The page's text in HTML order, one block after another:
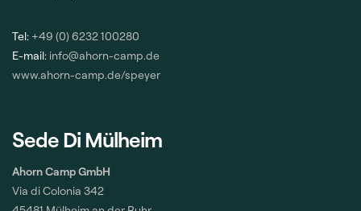
Tel: +49 (0) 6232 100280
E-mail: info@ahorn-camp.de
www.ahorn-camp.de/speyer
Sede Di Mülheim
Ahorn Camp GmbH
Via di Colonia 342